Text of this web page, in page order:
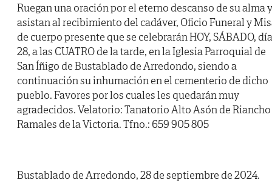
Ruegan una oración por el eterno descanso de su alma y
asistan al recibimiento del cadáver, Oficio Funeral y
de cuerpo presente que se celebrarán HOY, SÁBADO, día
28, a las CUATRO de la tarde, en la Iglesia Parroquial de
San Íñigo de Bustablado de Arredondo, siendo a
continuación su inhumación en el cementerio de dicho
pueblo. Favores por los cuales les quedarán muy
agradecidos. Velatorio: Tanatorio Alto Asón de
Ramales de la Victoria. Tfno.: 659 905 805
Bustablado de Arredondo, 28 de septiembre de 2024.